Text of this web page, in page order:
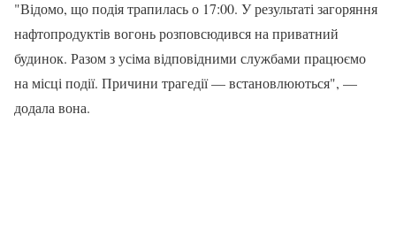
"Відомо, що подія трапилась о 17:00. У результаті загоряння
нафтопродуктів вогонь розповсюдився на приватний
будинок. Разом з усіма відповідними службами працюємо
на місці події. Причини трагедії — встановлюються", —
додала вона.